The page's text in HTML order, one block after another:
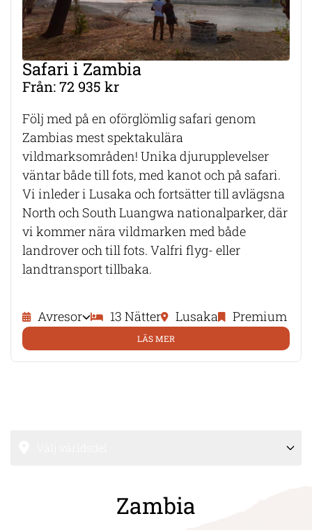
Safari i Zambia
Från: 72 935 kr
Följ med på en oförglömlig safari genom
Zambias mest spektakulära
vildmarksområden! Unika djurupplevelser
väntar både till fots, med kanot och på safari.
Vi inleder i Lusaka och fortsätter till avlägsna
North och South Luangwa nationalparker, där
vi kommer nära vildmarken med både
landrover och till fots. Valfri flyg- eller
landtransport tillbaka.
Avresor 13 Nätter Lusaka Premium
LÄS MER
Zambia